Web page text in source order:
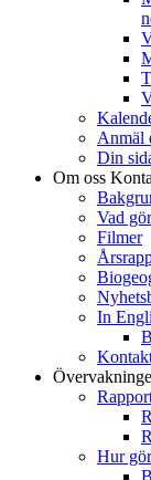
Anmäl
Din
Om oss
Vad
Filmer
In
Hur